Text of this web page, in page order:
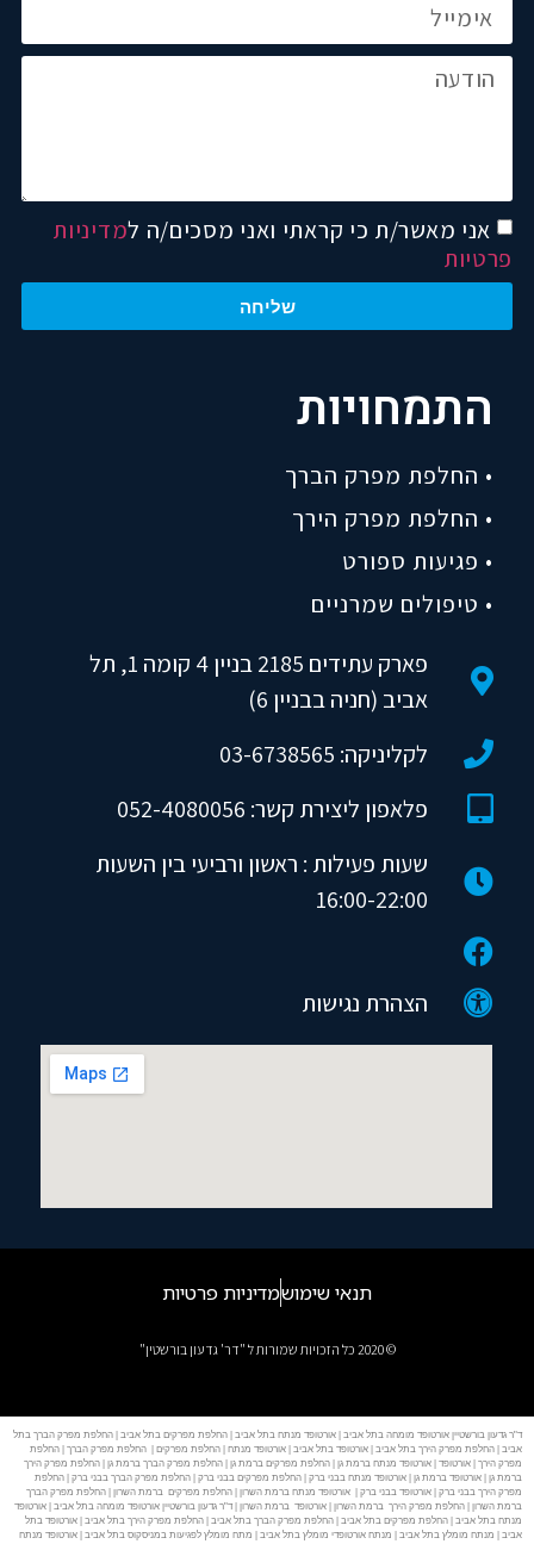
אני מאשר/ת כי קראתי ואני מסכים/ה למדיניות
פרטיות
שליחה
התמחויות
• החלפת מפרק הברך
• החלפת מפרק הירך
• פגיעות ספורט
• טיפולים שמרניים
פארק עתידים 2185 בניין 4 קומה 1, תל
אביב (חניה בבניין 6)
לקליניקה: 03-6738565
פלאפון ליצירת קשר: 052-4080056
שעות פעילות : ראשון ורביעי בין השעות
16:00-22:00
הצהרת נגישות
תנאי שימושמדיניות פרטיות
© 2020 כל הזכויות שמורות ל "דר' גדעון בורשטין"
ד"ר גדעון בורשטיין אורטופד מומחה בתל אביב | אורטופד מנתח בתל אביב | החלפת מפרקים בתל אביב | החלפת מפרק הברך בתל
אביב | החלפת מפרק הירך בתל אביב | אורטופד בתל אביב | אורטופד מנתח | החלפת מפרקים | החלפת מפרק הברך | החלפת
מפרק הירך | אורטופד | אורטופד מנתח ברמת גן | החלפת מפרקים ברמת גן | החלפת מפרק הברך ברמת גן | החלפת מפרק הירך
ברמת גן | אורטופד ברמת גן | אורטופד מנתח בבני ברק | החלפת מפרקים בבני ברק | החלפת מפרק הברך בבני ברק | החלפת
מפרק הירך בבני ברק | אורטופד בבני ברק | אורטופד מנתח ברמת השרון | החלפת מפרקים ברמת השרון | החלפת מפרק הברך
ברמת השרון | החלפת מפרק הירך ברמת השרון | אורטופד ברמת השרון | ד"ר גדעון בורשטיין אורטופד מומחה בתל אביב | אורטופד
מנתח בתל אביב | החלפת מפרקים בתל אביב | החלפת מפרק הברך בתל אביב | החלפת מפרק הירך בתל אביב | אורטופד בתל
אביב | מנתח מומלץ בתל אביב | מנתח אורטופדי מומלץ בתל אביב | מתח מומלץ לפגיעות במניסקוס בתל אביב | אורטופד מנתח